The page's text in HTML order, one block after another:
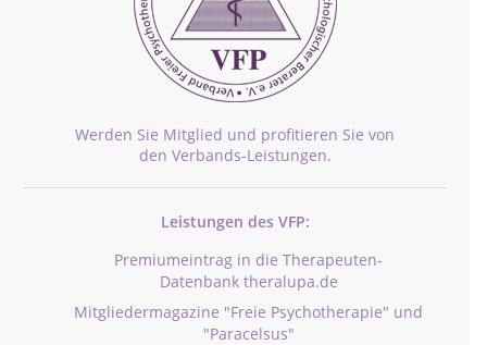
Werden Sie Mitglied und profitieren Sie von
den Verbands-Leistungen.
Leistungen des VFP:
Premiumeintrag in die Therapeuten-
Datenbank theralupa.de
Mitgliedermagazine "Freie Psychotherapie" und
"Paracelsus"